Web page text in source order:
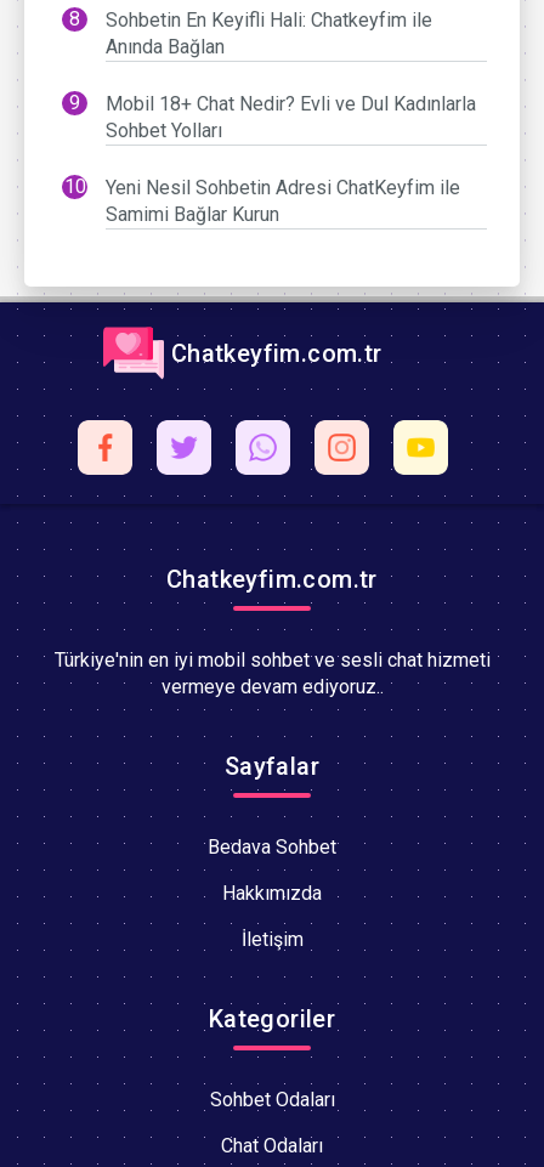
Sohbetin En Keyifli Hali: Chatkeyfim ile
Anında Bağlan
Mobil 18+ Chat Nedir? Evli ve Dul Kadınlarla
Sohbet Yolları
Yeni Nesil Sohbetin Adresi ChatKeyfim ile
Samimi Bağlar Kurun
Chatkeyfim.com.tr
Chatkeyfim.com.tr
Türkiye'nin en iyi mobil sohbet ve sesli chat hizmeti
vermeye devam ediyoruz..
Sayfalar
Bedava Sohbet
Hakkımızda
İletişim
Kategoriler
Sohbet Odaları
Chat Odaları